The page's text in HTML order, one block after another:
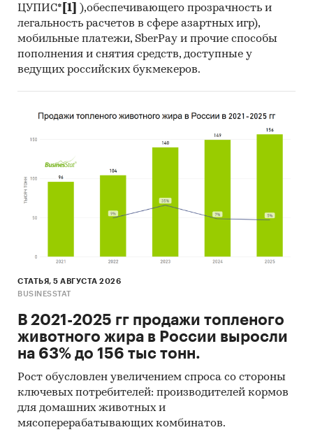
ЦУПИС* [1]
),обеспечивающего прозрачность и
легальность расчетов в сфере азартных игр),
мобильные платежи, SberPay и прочие способы
пополнения и снятия средств, доступные у
ведущих российских букмекеров.
СТАТЬЯ, 5 АВГУСТА 2026
BUSINESSTAT
В 2021-2025 гг продажи топленого
животного жира в России выросли
на 63% до 156 тыс тонн.
Рост обусловлен увеличением спроса со стороны
ключевых потребителей: производителей кормов
для домашних животных и
мясоперерабатывающих комбинатов.